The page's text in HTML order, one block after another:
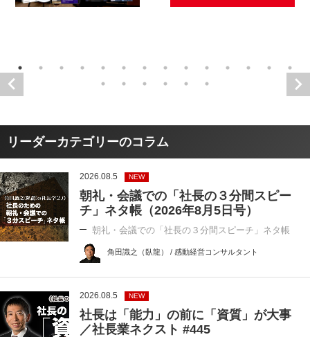
リーダーカテゴリーのコラム
2026.08.5 NEW
朝礼・会議での「社長の３分間スピー
チ」ネタ帳（2026年8月5日号）
朝礼・会議での「社長の３分間スピーチ」ネタ帳
角田識之（臥龍） / 感動経営コンサルタント
2026.08.5 NEW
社長は「能力」の前に「資質」が大事
／社長業ネクスト #445